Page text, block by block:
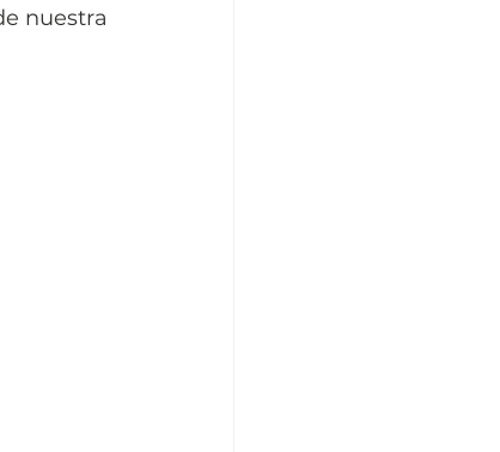
nuestra